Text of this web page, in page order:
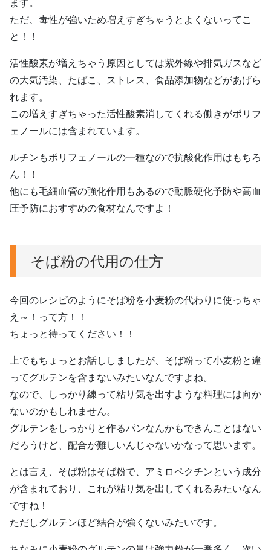
ただ、毒性が強いため増えすぎちゃうとよくないってこ
と！！
活性酸素が増えちゃう原因としては紫外線や排気ガスなど
の大気汚染、たばこ、ストレス、食品添加物などがあげら
れます。
この増えすぎちゃった活性酸素消してくれる働きがポリフ
ェノールには含まれています。
ルチンもポリフェノールの一種なので抗酸化作用はもちろ
ん！！
他にも毛細血管の強化作用もあるので動脈硬化予防や高血
圧予防におすすめの食材なんですよ！
そば粉の代用の仕方
今回のレシピのようにそば粉を小麦粉の代わりに使っちゃ
え～！って方！！
ちょっと待ってください！！
上でもちょっとお話ししましたが、そば粉って小麦粉と違
ってグルテンを含まないみたいなんですよね。
なので、しっかり練って粘り気を出すような料理には向か
ないのかもしれません。
グルテンをしっかりと作るパンなんかもできんことはない
だろうけど、配合が難しいんじゃないかなって思います。
とは言え、そば粉はそば粉で、アミロペクチンという成分
が含まれており、これが粘り気を出してくれるみたいなん
ですね！
ただしグルテンほど結合が強くないみたいです。